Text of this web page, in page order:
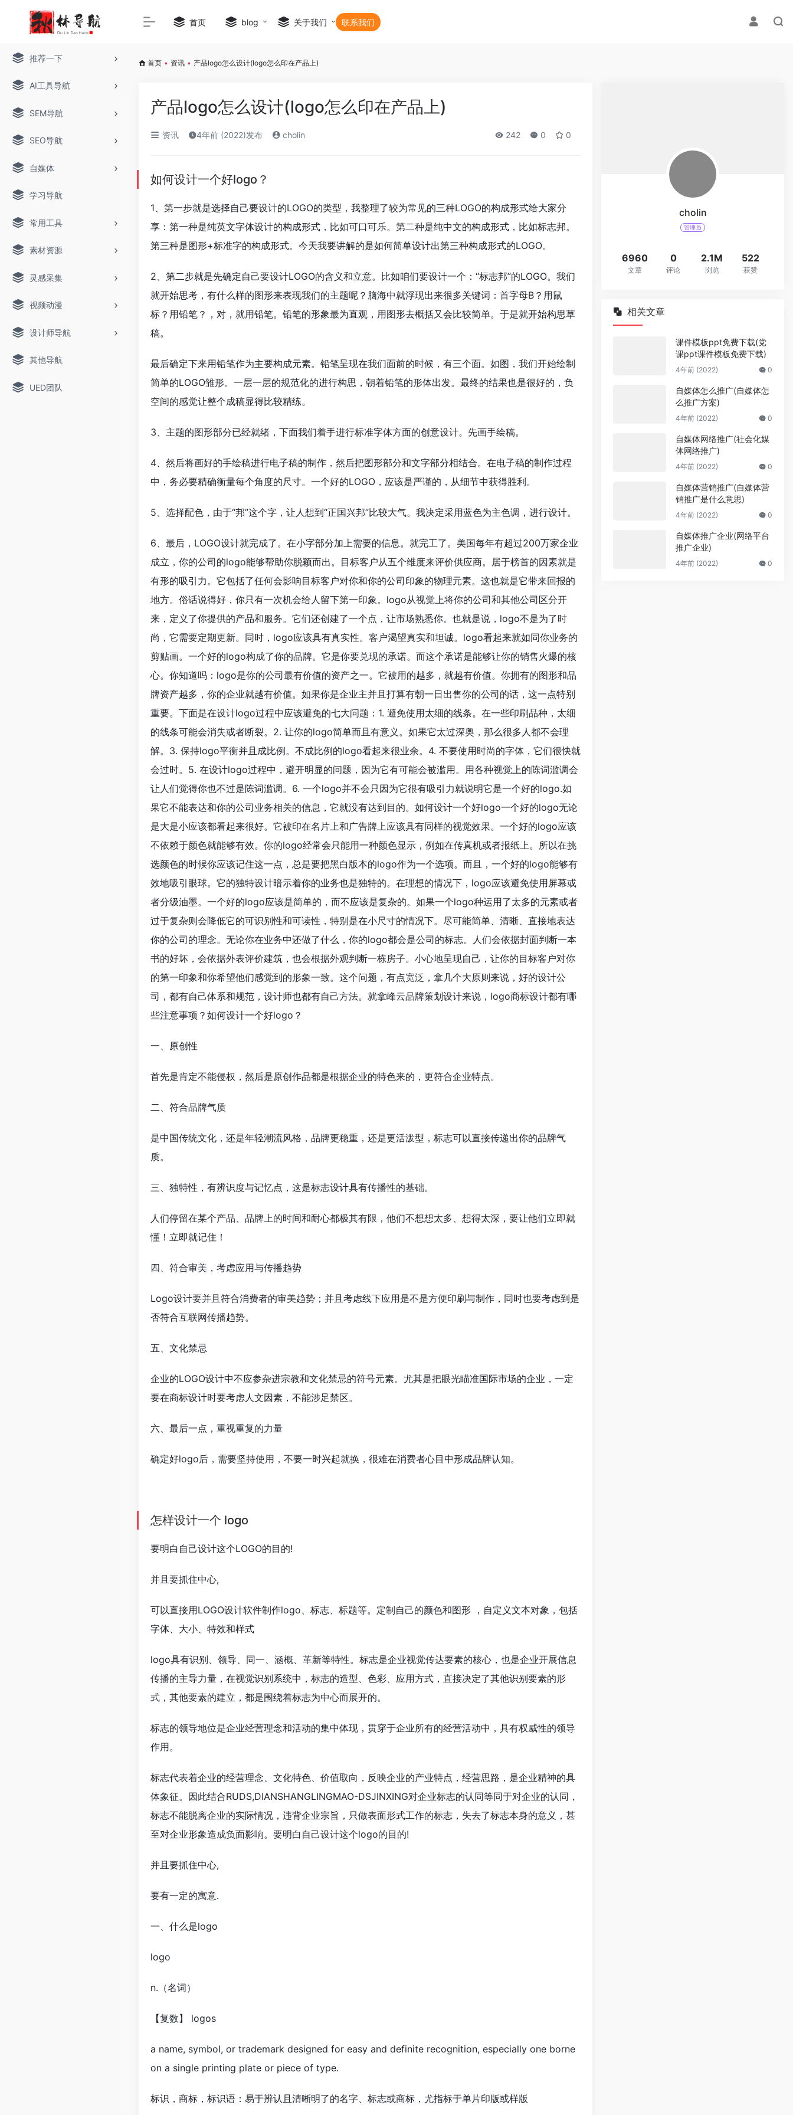
推荐一下
AI工具导航
SEM导航
SEO导航
自媒体
学习导航
常用工具
素材资源
灵感采集
视频动漫
设计师导航
其他导航
UED团队
首页 blog 关于我们 联系我们
首页 • 资讯 • 产品logo怎么设计(logo怎么印在产品上)
产品logo怎么设计(logo怎么印在产品上)
资讯 4年前 (2022)发布 cholin 242 0 0
如何设计一个好logo？
1、第一步就是选择自己要设计的LOGO的类型，我整理了较为常见的三种LOGO的构成形式给大家分
享：第一种是纯英文字体设计的构成形式，比如可口可乐。第二种是纯中文的构成形式，比如标志邦。
第三种是图形+标准字的构成形式。今天我要讲解的是如何简单设计出第三种构成形式的LOGO。
2、第二步就是先确定自己要设计LOGO的含义和立意。比如咱们要设计一个：“标志邦”的LOGO。我们
就开始思考，有什么样的图形来表现我们的主题呢？脑海中就浮现出来很多关键词：首字母B？用鼠
标？用铅笔？，对，就用铅笔。铅笔的形象最为直观，用图形去概括又会比较简单。于是就开始构思草
稿。
最后确定下来用铅笔作为主要构成元素。铅笔呈现在我们面前的时候，有三个面。如图，我们开始绘制
简单的LOGO雏形。一层一层的规范化的进行构思，朝着铅笔的形体出发。最终的结果也是很好的，负
空间的感觉让整个成稿显得比较精练。
3、主题的图形部分已经就绪，下面我们着手进行标准字体方面的创意设计。先画手绘稿。
4、然后将画好的手绘稿进行电子稿的制作，然后把图形部分和文字部分相结合。在电子稿的制作过程
中，务必要精确衡量每个角度的尺寸。一个好的LOGO，应该是严谨的，从细节中获得胜利。
5、选择配色，由于“邦”这个字，让人想到“正国兴邦”比较大气。我决定采用蓝色为主色调，进行设计。
6、最后，LOGO设计就完成了。在小字部分加上需要的信息。就完工了。美国每年有超过200万家企业
成立，你的公司的logo能够帮助你脱颖而出。目标客户从五个维度来评价供应商。居于榜首的因素就是
有形的吸引力。它包括了任何会影响目标客户对你和你的公司印象的物理元素。这也就是它带来回报的
地方。俗话说得好，你只有一次机会给人留下第一印象。logo从视觉上将你的公司和其他公司区分开
来，定义了你提供的产品和服务。它们还创建了一个点，让市场熟悉你。也就是说，logo不是为了时
尚，它需要定期更新。同时，logo应该具有真实性。客户渴望真实和坦诚。logo看起来就如同你业务的
剪贴画。一个好的logo构成了你的品牌。它是你要兑现的承诺。而这个承诺是能够让你的销售火爆的核
心。你知道吗：logo是你的公司最有价值的资产之一。它被用的越多，就越有价值。你拥有的图形和品
牌资产越多，你的企业就越有价值。如果你是企业主并且打算有朝一日出售你的公司的话，这一点特别
重要。下面是在设计logo过程中应该避免的七大问题：1. 避免使用太细的线条。在一些印刷品种，太细
的线条可能会消失或者断裂。2. 让你的logo简单而且有意义。如果它太过深奥，那么很多人都不会理
解。3. 保持logo平衡并且成比例。不成比例的logo看起来很业余。4. 不要使用时尚的字体，它们很快就
会过时。5. 在设计logo过程中，避开明显的问题，因为它有可能会被滥用。用各种视觉上的陈词滥调会
让人们觉得你也不过是陈词滥调。6. 一个logo并不会只因为它很有吸引力就说明它是一个好的logo.如
果它不能表达和你的公司业务相关的信息，它就没有达到目的。如何设计一个好logo一个好的logo无论
是大是小应该都看起来很好。它被印在名片上和广告牌上应该具有同样的视觉效果。一个好的logo应该
不依赖于颜色就能够有效。你的logo经常会只能用一种颜色显示，例如在传真机或者报纸上。所以在挑
选颜色的时候你应该记住这一点，总是要把黑白版本的logo作为一个选项。而且，一个好的logo能够有
效地吸引眼球。它的独特设计暗示着你的业务也是独特的。在理想的情况下，logo应该避免使用屏幕或
者分级油墨。一个好的logo应该是简单的，而不应该是复杂的。如果一个logo种运用了太多的元素或者
过于复杂则会降低它的可识别性和可读性，特别是在小尺寸的情况下。尽可能简单、清晰、直接地表达
你的公司的理念。无论你在业务中还做了什么，你的logo都会是公司的标志。人们会依据封面判断一本
书的好坏，会依据外表评价建筑，也会根据外观判断一栋房子。小心地呈现自己，让你的目标客户对你
的第一印象和你希望他们感觉到的形象一致。这个问题，有点宽泛，拿几个大原则来说，好的设计公
司，都有自己体系和规范，设计师也都有自己方法。就拿峰云品牌策划设计来说，logo商标设计都有哪
些注意事项？如何设计一个好logo？
一、原创性
首先是肯定不能侵权，然后是原创作品都是根据企业的特色来的，更符合企业特点。
二、符合品牌气质
是中国传统文化，还是年轻潮流风格，品牌更稳重，还是更活泼型，标志可以直接传递出你的品牌气
质。
三、独特性，有辨识度与记忆点，这是标志设计具有传播性的基础。
人们停留在某个产品、品牌上的时间和耐心都极其有限，他们不想想太多、想得太深，要让他们立即就
懂！立即就记住！
四、符合审美，考虑应用与传播趋势
Logo设计要并且符合消费者的审美趋势；并且考虑线下应用是不是方便印刷与制作，同时也要考虑到是
否符合互联网传播趋势。
五、文化禁忌
企业的LOGO设计中不应参杂进宗教和文化禁忌的符号元素。尤其是把眼光瞄准国际市场的企业，一定
要在商标设计时要考虑人文因素，不能涉足禁区。
六、最后一点，重视重复的力量
确定好logo后，需要坚持使用，不要一时兴起就换，很难在消费者心目中形成品牌认知。
怎样设计一个 logo
要明白自己设计这个LOGO的目的!
并且要抓住中心,
可以直接用LOGO设计软件制作logo、标志、标题等。定制自己的颜色和图形 ，自定义文本对象，包括
字体、大小、特效和样式
logo具有识别、领导、同一、涵概、革新等特性。标志是企业视觉传达要素的核心，也是企业开展信息
传播的主导力量，在视觉识别系统中，标志的造型、色彩、应用方式，直接决定了其他识别要素的形
式，其他要素的建立，都是围绕着标志为中心而展开的。
标志的领导地位是企业经营理念和活动的集中体现，贯穿于企业所有的经营活动中，具有权威性的领导
作用。
标志代表着企业的经营理念、文化特色、价值取向，反映企业的产业特点，经营思路，是企业精神的具
体象征。因此结合RUDS,DIANSHANGLINGMAO-DSJINXING对企业标志的认同等同于对企业的认同，
标志不能脱离企业的实际情况，违背企业宗旨，只做表面形式工作的标志，失去了标志本身的意义，甚
至对企业形象造成负面影响。要明白自己设计这个logo的目的!
并且要抓住中心,
要有一定的寓意.
一、什么是logo
logo
n.（名词）
【复数】 logos
a name, symbol, or trademark designed for easy and definite recognition, especially one borne
on a single printing plate or piece of type.
标识，商标，标识语：易于辨认且清晰明了的名字、标志或商标，尤指标于单片印版或样版
cholin
管理员
6960
文章
0
评论
2.1M
浏览
522
获赞
相关文章
课件模板ppt免费下载(党
课ppt课件模板免费下载)
4年前 (2022) 0
自媒体怎么推广(自媒体怎
么推广方案)
4年前 (2022) 0
自媒体网络推广(社会化媒
体网络推广)
4年前 (2022) 0
自媒体营销推广(自媒体营
销推广是什么意思)
4年前 (2022) 0
自媒体推广企业(网络平台
推广企业)
4年前 (2022) 0